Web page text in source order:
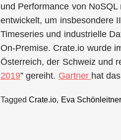
und Performance von
entwickelt, um insbesondere
Timeseries und industrielle
On-Premise. Crate.io wurde
Österreich, der Schweiz und
2019” gereiht. Gartner hat
TaggedCrate.io, Eva Schönleitner